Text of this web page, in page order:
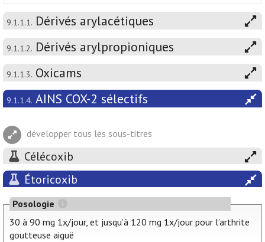
9.1.1.1. Dérivés arylacétiques
9.1.1.2. Dérivés arylpropioniques
9.1.1.3. Oxicams
9.1.1.4. AINS COX-2 sélectifs
développer tous les sous-titres
Célécoxib
Étoricoxib
Posologie
30 à 90 mg 1x/jour, et jusqu’à 120 mg 1x/jour pour l’arthrite
goutteuse aiguë